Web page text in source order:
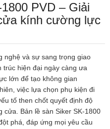
PVD – Giải
kính cường lực
nghệ và sự sang trọng giao
trúc hiện đại ngày càng ưa
lớn để tạo không gian
việc lựa chọn phụ kiện đi
tố then chốt quyết định độ
cửa. Bản lề sàn Siker SK-1800
phá, đáp ứng mọi yêu cầu